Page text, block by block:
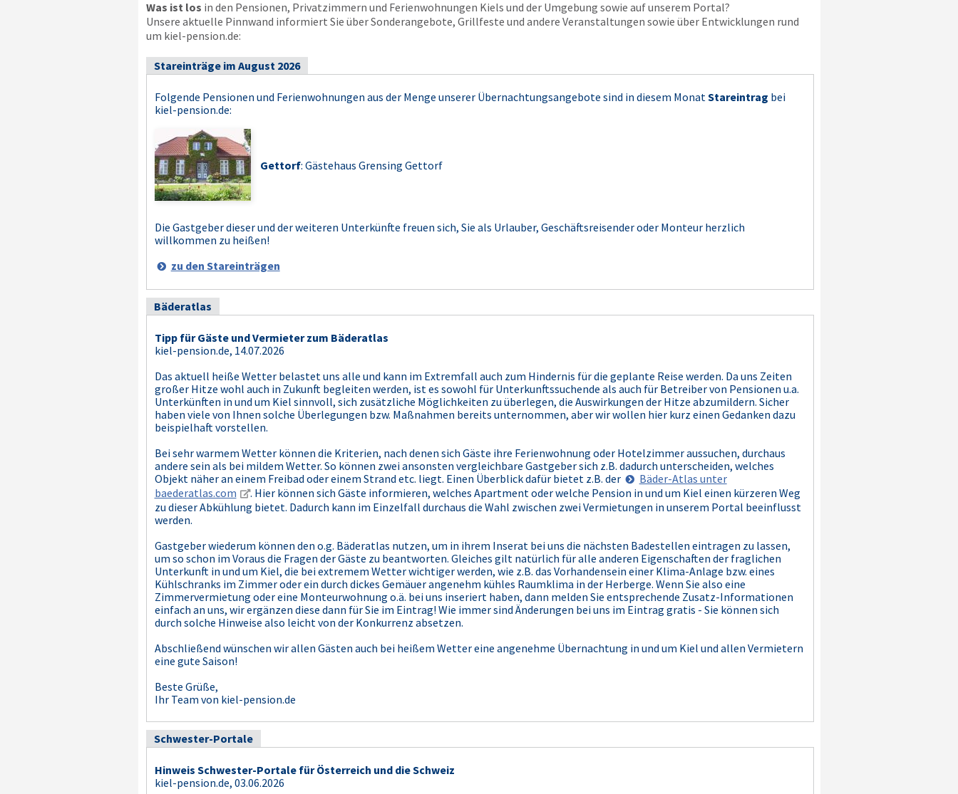
Was ist los in den Pensionen, Privatzimmern und Ferienwohnungen Kiels und der Umgebung sowie auf unserem Portal?
Unsere aktuelle Pinnwand informiert Sie über Sonderangebote, Grillfeste und andere Veranstaltungen sowie über Entwicklungen rund
um kiel-pension.de:
Stareinträge im August 2026
Folgende Pensionen und Ferienwohnungen aus der Menge unserer Übernachtungsangebote sind in diesem MonatStareintrag bei
kiel-pension.de:
Gettorf: Gästehaus Grensing Gettorf
Die Gastgeber dieser und der weiteren Unterkünfte freuen sich, Sie als Urlauber, Geschäftsreisender oder Monteur herzlich
willkommen zu heißen!
zu den Stareinträgen
Bäderatlas
Tipp für Gäste und Vermieter zum Bäderatlas
kiel-pension.de, 14.07.2026
Das aktuell heiße Wetter belastet uns alle und kann im Extremfall auch zum Hindernis für die geplante Reise werden. Da uns Zeiten
großer Hitze wohl auch in Zukunft begleiten werden, ist es sowohl für Unterkunftssuchende als auch für Betreiber von Pensionen u.a.
Unterkünften in und um Kiel sinnvoll, sich zusätzliche Möglichkeiten zu überlegen, die Auswirkungen der Hitze abzumildern. Sicher
haben viele von Ihnen solche Überlegungen bzw. Maßnahmen bereits unternommen, aber wir wollen hier kurz einen Gedanken dazu
beispielhaft vorstellen.
Bei sehr warmem Wetter können die Kriterien, nach denen sich Gäste ihre Ferienwohnung oder Hotelzimmer aussuchen, durchaus
andere sein als bei mildem Wetter. So können zwei ansonsten vergleichbare Gastgeber sich z.B. dadurch unterscheiden, welches
Objekt näher an einem Freibad oder einem Strand etc. liegt. Einen Überblick dafür bietet z.B. der
Bäder-Atlas unter
baederatlas.com
. Hier können sich Gäste informieren, welches Apartment oder welche Pension in und um Kiel einen kürzeren Weg
zu dieser Abkühlung bietet. Dadurch kann im Einzelfall durchaus die Wahl zwischen zwei Vermietungen in unserem Portal beeinflusst
werden.
Gastgeber wiederum können den o.g. Bäderatlas nutzen, um in ihrem Inserat bei uns die nächsten Badestellen eintragen zu lassen,
um so schon im Voraus die Fragen der Gäste zu beantworten. Gleiches gilt natürlich für alle anderen Eigenschaften der fraglichen
Unterkunft in und um Kiel, die bei extremem Wetter wichtiger werden, wie z.B. das Vorhandensein einer Klima-Anlage bzw. eines
Kühlschranks im Zimmer oder ein durch dickes Gemäuer angenehm kühles Raumklima in der Herberge. Wenn Sie also eine
Zimmervermietung oder eine Monteurwohnung o.ä. bei uns inseriert haben, dann melden Sie entsprechende Zusatz-Informationen
einfach an uns, wir ergänzen diese dann für Sie im Eintrag! Wie immer sind Änderungen bei uns im Eintrag gratis - Sie können sich
durch solche Hinweise also leicht von der Konkurrenz absetzen.
Abschließend wünschen wir allen Gästen auch bei heißem Wetter eine angenehme Übernachtung in und um Kiel und allen Vermietern
eine gute Saison!
Beste Grüße,
Ihr Team von kiel-pension.de
Schwester-Portale
Hinweis Schwester-Portale für Österreich und die Schweiz
kiel-pension.de, 03.06.2026